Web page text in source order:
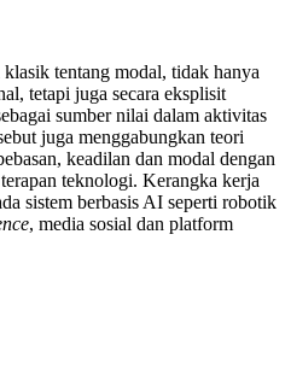
tentang modal, tidak hanya
tetapi juga secara eksplisit
sumber nilai dalam aktivitas
juga menggabungkan teori
keadilan dan modal dengan
teknologi. Kerangka kerja
sistem berbasis AI seperti robotik
, media sosial dan platform